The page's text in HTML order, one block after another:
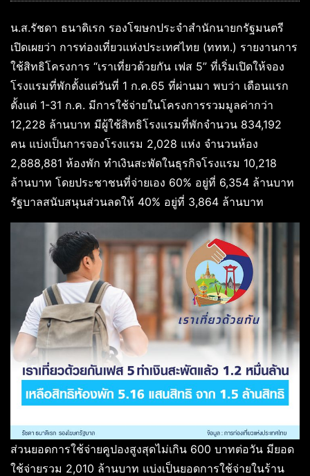
น.ส.รัชดา ธนาดิเรก รองโฆษกประจำสำนักนายกรัฐมนตรี
เปิดเผยว่า การท่องเที่ยวแห่งประเทศไทย (ททท.) รายงานการ
ใช้สิทธิโครงการ “เราเที่ยวด้วยกัน เฟส 5” ที่เริ่มเปิดให้จอง
โรงแรมที่พักตั้งแต่วันที่ 1 ก.ค.65 ที่ผ่านมา พบว่า เดือนแรก
ตั้งแต่ 1-31 ก.ค. มีการใช้จ่ายในโครงการรวมมูลค่ากว่า
12,228 ล้านบาท มีผู้ใช้สิทธิโรงแรมที่พักจำนวน 834,192
คน แบ่งเป็นการจองโรงแรม 2,028 แห่ง จำนวนห้อง
2,888,881 ห้องพัก ทำเงินสะพัดในธุรกิจโรงแรม 10,218
ล้านบาท โดยประชาชนที่จ่ายเอง 60% อยู่ที่ 6,354 ล้านบาท
รัฐบาลสนับสนุนส่วนลดให้ 40% อยู่ที่ 3,864 ล้านบาท
ส่วนยอดการใช้จ่ายคูปองสูงสุดไม่เกิน 600 บาทต่อวัน มียอด
ใช้จ่ายรวม 2,010 ล้านบาท แบ่งเป็นยอดการใช้จ่ายในร้าน